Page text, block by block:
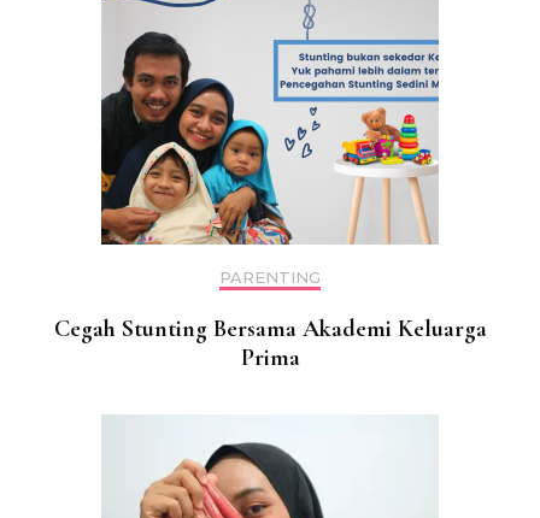
PARENTING
Cegah Stunting Bersama Akademi Keluarga
Prima